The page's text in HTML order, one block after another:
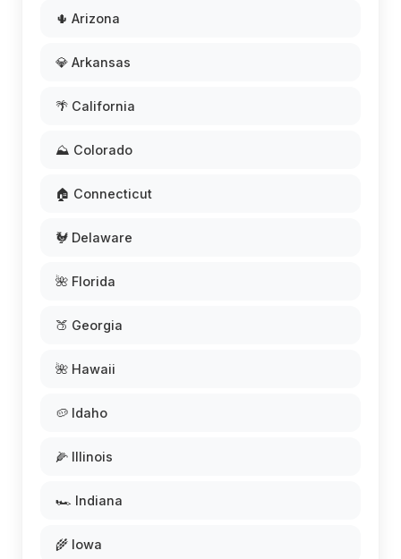
🌵 Arizona
💎 Arkansas
🌴 California
⛰️ Colorado
🏠 Connecticut
🐓 Delaware
🌺 Florida
🍑 Georgia
🌺 Hawaii
🥔 Idaho
🌽 Illinois
🏎️ Indiana
🌾 Iowa